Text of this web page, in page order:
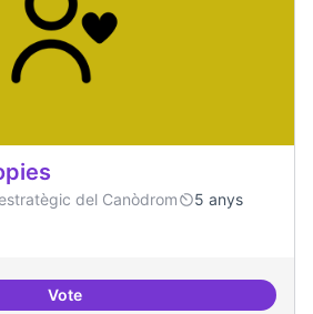
del Canòdrom
5 anys
VoteUn espai d'utopies